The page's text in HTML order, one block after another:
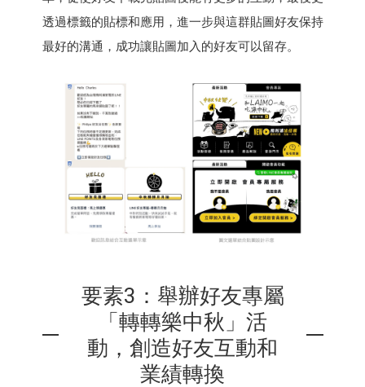
透過標籤的貼標和應用，進一步與這群貼圖好友保持
最好的溝通，成功讓貼圖加入的好友可以留存。
要素3：舉辦好友專屬
「轉轉樂中秋」活
動，創造好友互動和
業績轉換